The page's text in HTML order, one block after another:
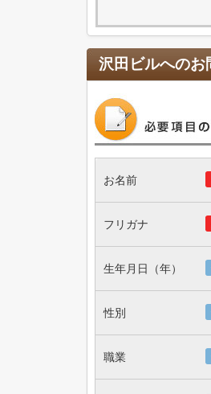
沢田ビルへのお
お名前
フリガナ
生年月日（年）
性別
職業